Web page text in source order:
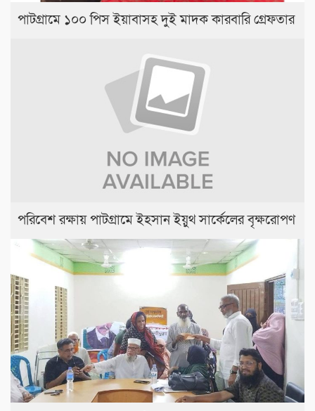
পাটগ্রামে ১০০ পিস ইয়াবাসহ দুই মাদক কারবারি গ্রেফতার
পরিবেশ রক্ষায় পাটগ্রামে ইহসান ইয়ুথ সার্কেলের বৃক্ষরোপণ